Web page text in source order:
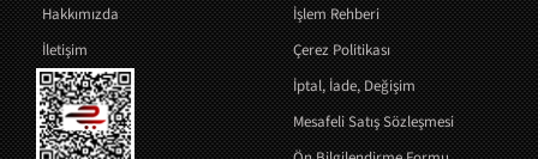
Hakkımızda
İletişim
İşlem Rehberi
Çerez Politikası
İptal, İade, Değişim
Mesafeli Satış Sözleşmesi